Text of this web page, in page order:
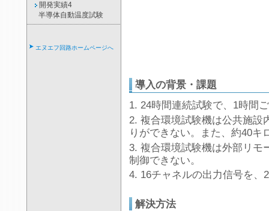
開発実績4
半導体自動温度試験
エヌエフ回路ホームページへ
導入の背景・課題
24時間連続試験で、1時間
複合環境試験機は公共施設
りができない。また、約40キ
複合環境試験機は外部リモ
制御できない。
16チャネルの出力信号を、
解決方法